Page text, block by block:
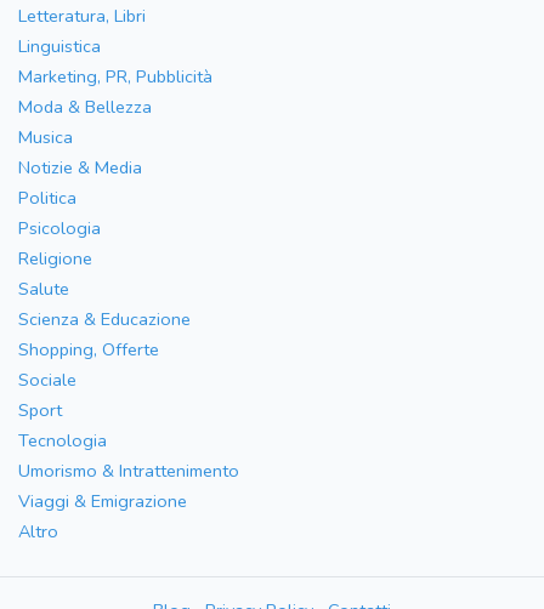
Letteratura, Libri
Linguistica
Marketing, PR, Pubblicità
Moda & Bellezza
Musica
Notizie & Media
Politica
Psicologia
Religione
Salute
Scienza & Educazione
Shopping, Offerte
Sociale
Sport
Tecnologia
Umorismo & Intrattenimento
Viaggi & Emigrazione
Altro